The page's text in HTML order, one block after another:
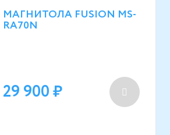
МАГНИТОЛА FUSION MS-
RA70N
29 900